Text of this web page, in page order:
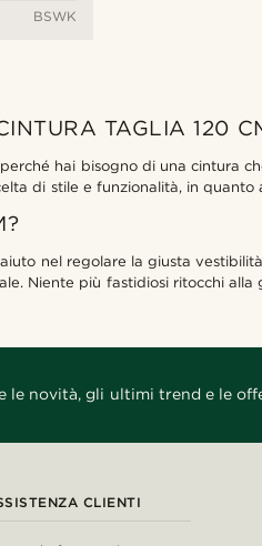
BSWK
TAGLIA 120
hai bisogno di una cintura
di stile e funzionalità, in
nel regolare la giusta
Niente più fastidiosi ritocchi
le novità, gli ultimi trend e le
CLIENTI